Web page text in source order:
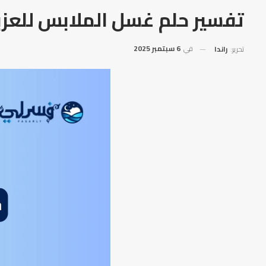
تفسير حلم غسل الملابس
تحرير: راندا في 6 سبتمبر 2025